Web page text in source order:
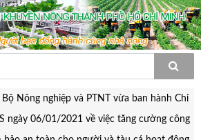
Bộ Nông nghiệp và PTNT vừa ban hành Chỉ
ngày 06/01/2021 về việc tăng cường công